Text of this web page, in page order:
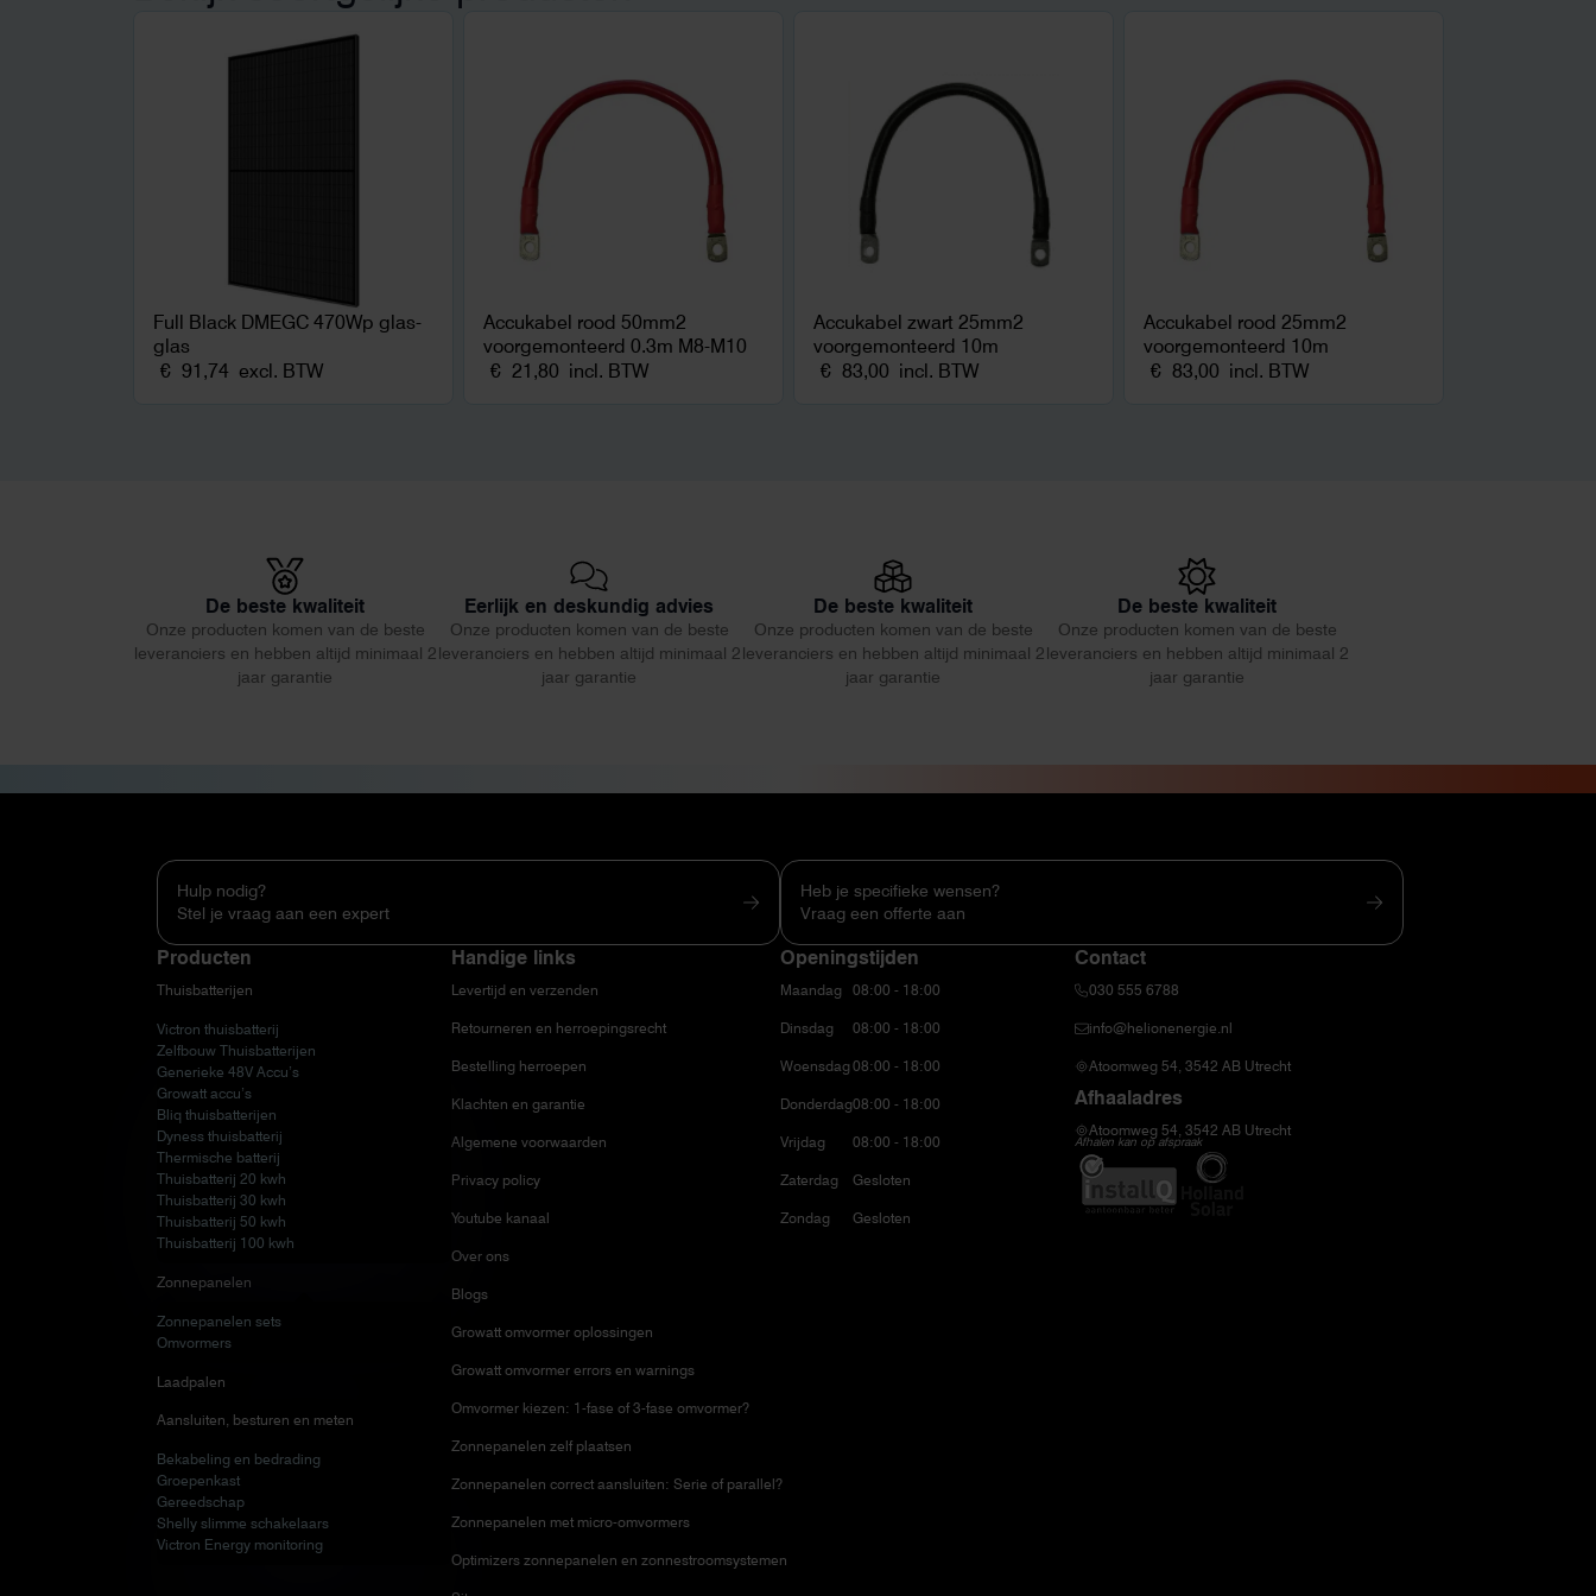
Full Black DMEGC 470Wp glas-
glas
€ 91,74 excl. BTW
Accukabel rood 50mm2
voorgemonteerd 0.3m M8-M10
€ 21,80 incl. BTW
Accukabel zwart 25mm2
voorgemonteerd 10m
€ 83,00 incl. BTW
Accukabel rood 25mm2
voorgemonteerd 10m
€ 83,00 incl. BTW
De beste kwaliteit
Onze producten komen van de beste
leveranciers en hebben altijd minimaal 2
jaar garantie
Eerlijk en deskundig advies
Onze producten komen van de beste
leveranciers en hebben altijd minimaal 2
jaar garantie
De beste kwaliteit
Onze producten komen van de beste
leveranciers en hebben altijd minimaal 2
jaar garantie
De beste kwaliteit
Onze producten komen van de beste
leveranciers en hebben altijd minimaal 2
jaar garantie
Hulp nodig?
Stel je vraag aan een expert
Producten
Thuisbatterijen
Victron thuisbatterij
Zelfbouw Thuisbatterijen
Generieke 48V Accu’s
Growatt accu’s
Bliq thuisbatterijen
Dyness thuisbatterij
Thermische batterij
Thuisbatterij 20 kwh
Thuisbatterij 30 kwh
Thuisbatterij 50 kwh
Thuisbatterij 100 kwh
Zonnepanelen
Zonnepanelen sets
Omvormers
Laadpalen
Aansluiten, besturen en meten
Bekabeling en bedrading
Groepenkast
Gereedschap
Shelly slimme schakelaars
Victron Energy monitoring
Handige links
Levertijd en verzenden
Retourneren en herroepingsrecht
Bestelling herroepen
Klachten en garantie
Algemene voorwaarden
Privacy policy
Youtube kanaal
Over ons
Blogs
Growatt omvormer oplossingen
Growatt omvormer errors en warnings
Omvormer kiezen: 1-fase of 3-fase omvormer?
Zonnepanelen zelf plaatsen
Zonnepanelen correct aansluiten: Serie of parallel?
Zonnepanelen met micro-omvormers
Optimizers zonnepanelen en zonnestroomsystemen
Heb je specifieke wensen?
Vraag een offerte aan
Openingstijden
Maandag
Dinsdag
Woensdag
Donderdag
Vrijdag
Zaterdag
Zondag
08:00 - 18:00
08:00 - 18:00
08:00 - 18:00
08:00 - 18:00
08:00 - 18:00
Gesloten
Gesloten
Contact
030 555 6788
info@helionenergie.nl
Atoomweg 54, 3542 AB Utrecht
Afhaaladres
Atoomweg 54, 3542 AB Utrecht
Afhalen kan op afspraak